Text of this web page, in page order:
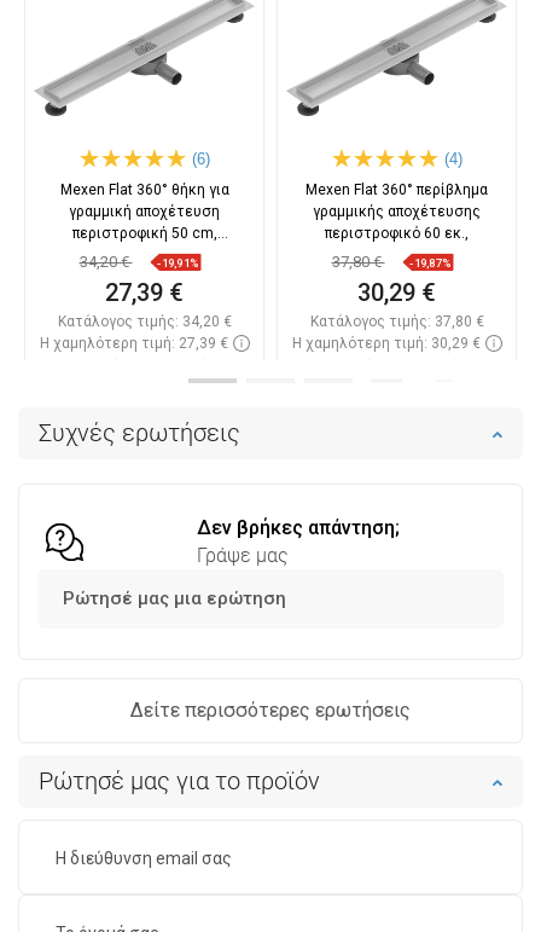
Συχνές ερωτήσεις
Δεν βρήκες απάντηση;
Γράψε μας
Ρώτησέ μας μια ερώτηση
Δείτε περισσότερες ερωτήσεις
Ρώτησέ μας για το προϊόν
(6)
Mexen Flat 360° θήκη για
γραμμική αποχέτευση
περιστροφική 50 cm,
ανοξείδωτο
34,20 € -19,91%
27,39 €
Κατάλογος τιμής: 34,20 €
Η χαμηλότερη τιμή: 27,39 €
(4)
Mexen Flat 360° περίβλημα
γραμμικής αποχέτευσης
περιστροφικό 60 εκ.,
37,80 € -19,87%
30,29 €
Κατάλογος τιμής: 37,80 €
Η χαμηλότερη τιμή: 30,29 €